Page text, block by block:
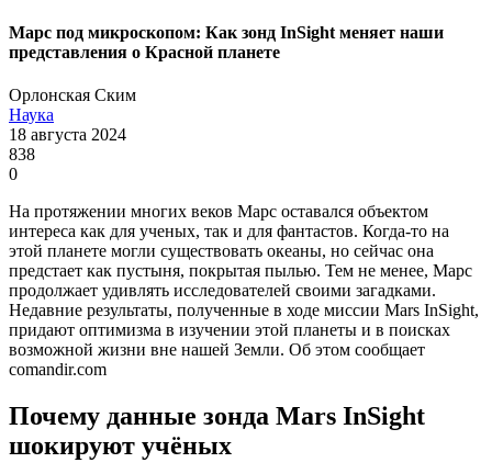
Марс под микроскопом: Как зонд InSight меняет наши
представления о Красной планете
Орлонская Ским
Наука
18 августа 2024
838
0
На протяжении многих веков Марс оставался объектом
интереса как для ученых, так и для фантастов. Когда-то на
этой планете могли существовать океаны, но сейчас она
предстает как пустыня, покрытая пылью. Тем не менее, Марс
продолжает удивлять исследователей своими загадками.
Недавние результаты, полученные в ходе миссии Mars InSight,
придают оптимизма в изучении этой планеты и в поисках
возможной жизни вне нашей Земли. Об этом сообщает
comandir.com
Почему данные зонда Mars InSight
шокируют учёных